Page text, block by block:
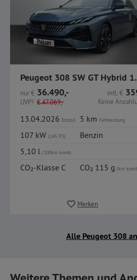
Peugeot
nur€ 36.490,-
UVP1 €47.069,-
mtl.€
Keine
13.04.2026 Erstzul. 5 km Fahrleistung
107 kW (145 PS)
Benzin
5,10 l/100km komb.
CO₂-Klasse C CO₂ 115 g/km
Merken
Alle Peugeot 308